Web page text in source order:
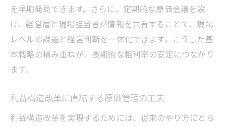
を早期発見できます。さらに、定期的な原価会議を設
け、経営層と現場担当者が情報を共有することで、現場
レベルの課題と経営判断を一体化できます。こうした基
本戦略の積み重ねが、長期的な粗利率の安定につながり
ます。
利益構造改革に直結する原価管理の工夫
利益構造改革を実現するためには、従来のやり方にとら